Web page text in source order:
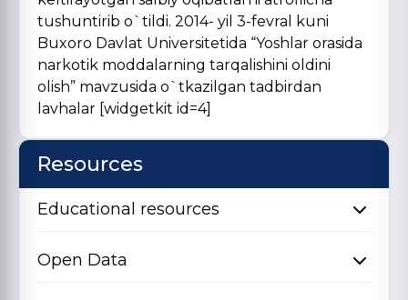
tushuntirib o`tildi. 2014- yil 3-fevral kuni
Buxoro Davlat Universitetida “Yoshlar orasida
narkotik moddalarning tarqalishini oldini
olish” mavzusida o`tkazilgan tadbirdan
lavhalar [widgetkit id=4]
Resources
Educational resources
Open Data